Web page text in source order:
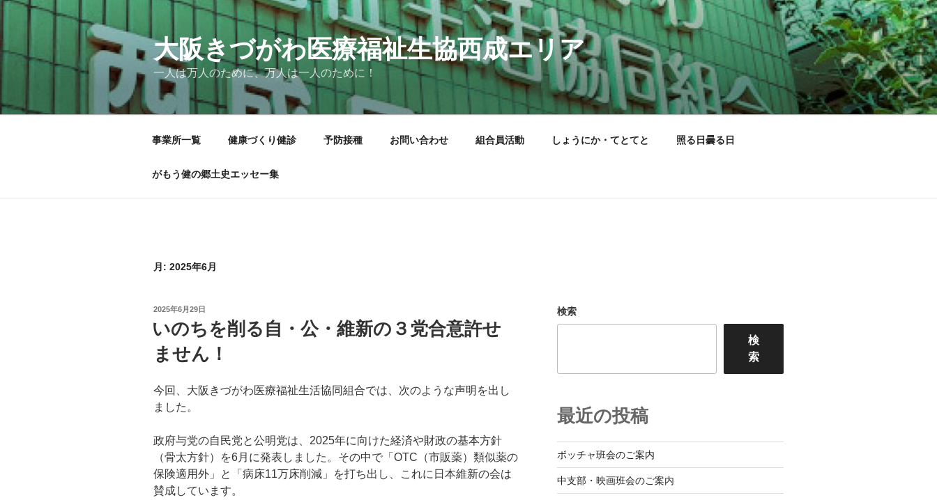
ン
ス
大阪きづがわ医療福祉生協西成エリア
一人は万人のために、万人は一人のために！
事業所一覧 健康づくり健診 予防接種 お問い合わせ 組合員活動 しょうにか・てとてと 照る日曇る日
がもう健の郷土史エッセー集
月: 2025年6月
投
日:
2025年6月29日
いのちを削る自・公・維新の３党合意許せ
ません！
今回、大阪きづがわ医療福祉生活協同組合では、次のような声明を出し
ました。
政府与党の自民党と公明党は、2025年に向けた経済や財政の基本方針
（骨太方針）を6月に発表しました。その中で「OTC（市販薬）類似薬の
保険適用外」と「病床11万床削減」を打ち出し、これに日本維新の会は
賛成しています。
検索
検
索
最近の投稿
ボッチャ班会のご案内
中支部・映画班会のご案内